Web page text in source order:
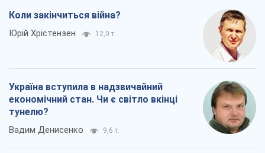
Коли закінчиться війна?
Юрій Хрістензен 12,0 т.
Україна вступила в надзвичайний
економічний стан. Чи є світло вкінці
тунелю?
Вадим Денисенко 9,6 т.